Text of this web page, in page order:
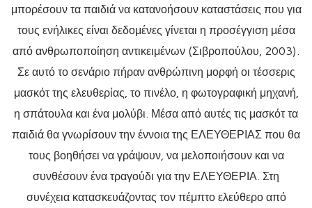
μπορέσουν τα παιδιά να κατανοήσουν καταστάσεις που για
τους ενήλικες είναι δεδομένες γίνεται η προσέγγιση μέσα
από ανθρωποποίηση αντικειμένων (Σιβροπούλου, 2003).
Σε αυτό το σενάριο πήραν ανθρώπινη μορφή οι τέσσερις
μασκότ της ελευθερίας, το πινέλο, η φωτογραφική μηχανή,
η σπάτουλα και ένα μολύβι. Μέσα από αυτές τις μασκότ τα
παιδιά θα γνωρίσουν την έννοια της ΕΛΕΥΘΕΡΙΑΣ που θα
τους βοηθήσει να γράψουν, να μελοποιήσουν και να
συνθέσουν ένα τραγούδι για την ΕΛΕΥΘΕΡΙΑ. Στη
συνέχεια κατασκευάζοντας τον πέμπτο ελεύθερο από